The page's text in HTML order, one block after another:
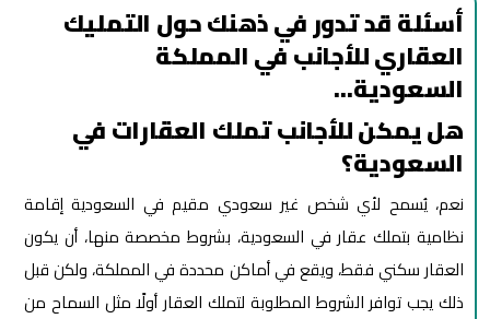
أسئلة قد تدور في ذهنك حول التمليك
العقاري للأجانب في المملكة
السعودية…
هل يمكن للأجانب تملك العقارات في
السعودية؟
نعم، يُسمح لأي شخص غير سعودي مقيم في السعودية إقامة
نظامية بتملك عقار في السعودية، بشروط مخصصة منها، أن يكون
العقار سكني فقط، ويقع في أماكن محددة في المملكة، ولكن قبل
ذلك يجب توافر الشروط المطلوبة لتملك العقار أولًا مثل السماح من